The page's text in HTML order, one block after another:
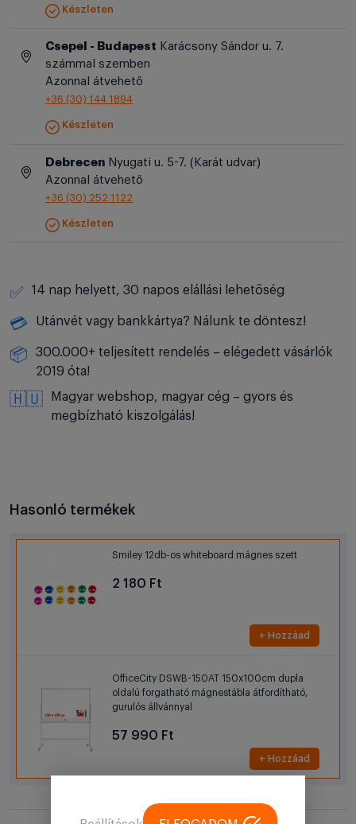
Készleten
Csepel - Budapest Karácsony Sándor u. 7.
számmal szemben
Azonnal átvehető
+36 (30) 144 1894
Készleten
Debrecen Nyugati u. 5-7. (Karát udvar)
Azonnal átvehető
+36 (30) 252 1122
Készleten
✅ 14 nap helyett, 30 napos elállási lehetőség
💳 Utánvét vagy bankkártya? Nálunk te döntesz!
📦
300.000+ teljesített rendelés – elégedett vásárlók
2019 óta!
🇭🇺
Magyar webshop, magyar cég – gyors és
megbízható kiszolgálás!
Hasonló termékek
Smiley 12db-os whiteboard mágnes szett
2 180 Ft
+ Hozzáad
OfficeCity DSWB-150AT 150x100cm dupla
oldalú forgatható mágnestábla átfordítható,
gurulós állvánnyal
57 990 Ft
+ Hozzáad